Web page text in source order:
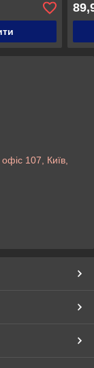
107, Київ,